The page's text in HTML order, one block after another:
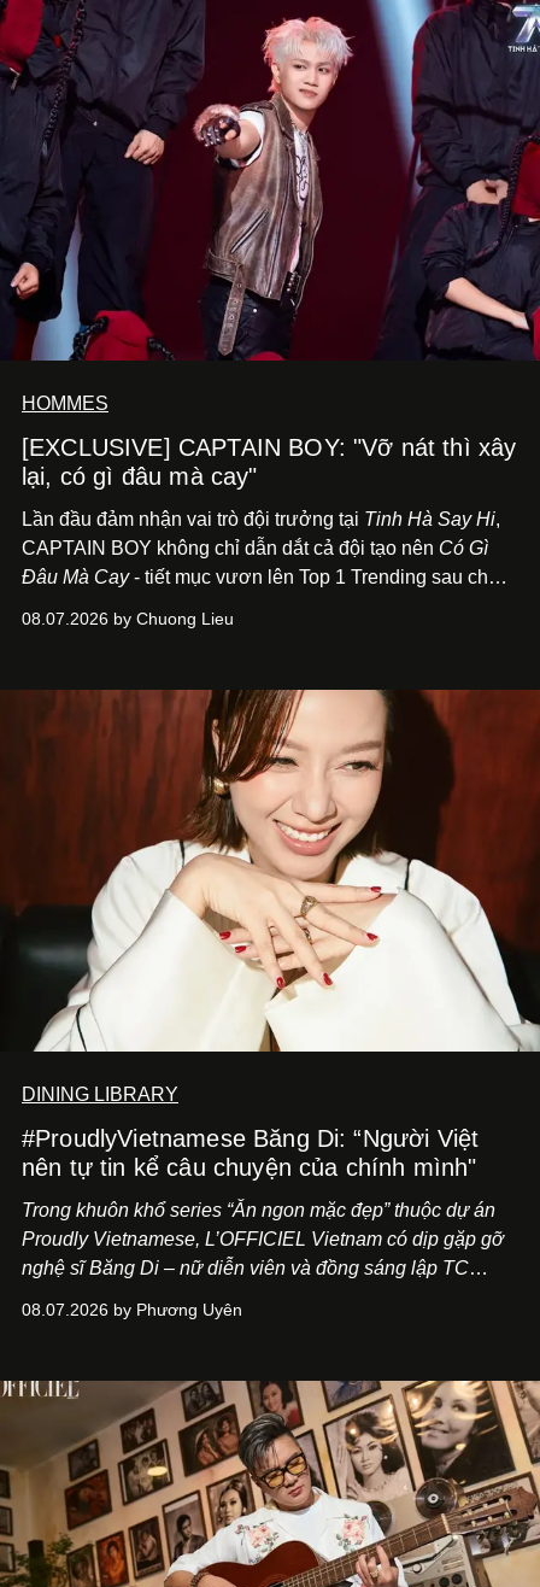
HOMMES
[EXCLUSIVE] CAPTAIN BOY: "Vỡ nát thì xây
lại, có gì đâu mà cay"
Lần đầu đảm nhận vai trò đội trưởng tại Tinh Hà Say Hi,
CAPTAIN BOY không chỉ dẫn dắt cả đội tạo nên Có Gì
Đâu Mà Cay- tiết mục vươn lên Top 1 Trending sau chưa
để lắng nghe, kết nối và tin tưởng đồng đội. Với nam
trình trở thành một producer thực thụ.
08.07.2026 by Chuong Lieu
DINING LIBRARY
#ProudlyVietnamese Băng Di: “Người Việt
nên tự tin kể câu chuyện của chính mình"
Trong khuôn khổ series “Ăn ngon mặc đẹp” thuộc dự án
Proudly Vietnamese, L’OFFICIEL Vietnam có dịp gặp gỡ
nghệ sĩ Băng Di – nữ diễn viên và đồng sáng lập TC
Kitchen Bar và SALEM tại TP.HCM.
08.07.2026 by Phương Uyên